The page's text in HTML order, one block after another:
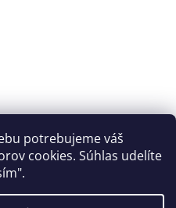
potrebujeme váš
cookies. Súhlas udelíte